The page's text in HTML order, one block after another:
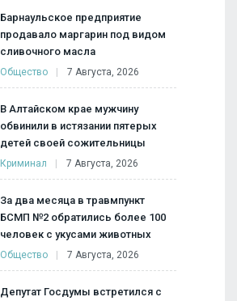
Барнаульское предприятие
продавало маргарин под видом
сливочного масла
Общество 7 Августа, 2026
В Алтайском крае мужчину
обвинили в истязании пятерых
детей своей сожительницы
Криминал 7 Августа, 2026
За два месяца в травмпункт
БСМП №2 обратились более 100
человек с укусами животных
Общество 7 Августа, 2026
Депутат Госдумы встретился с